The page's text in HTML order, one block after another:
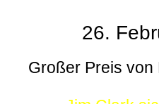
26.
Großer Preis